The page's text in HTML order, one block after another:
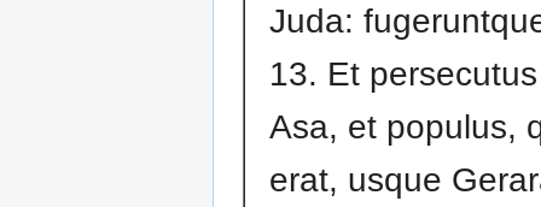
Juda:
13. Et
Asa, et populus,
erat, usque